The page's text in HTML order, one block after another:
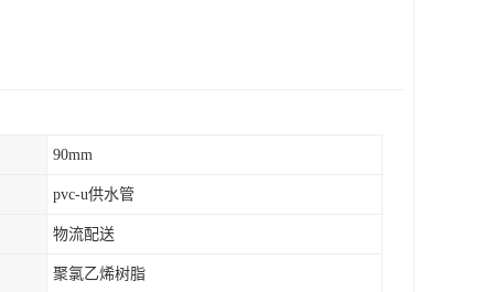
90mm
pvc-u供水管
物流配送
聚氯乙烯树脂